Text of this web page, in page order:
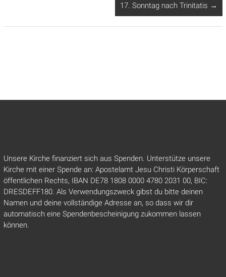
17. Sonntag nach Trinitatis →
Unsere Kirche finanziert sich aus Spenden. Unterstütze unsere
Kirche mit einer Spende an: Apostelamt Jesu Christi Körperschaft
öffentlichen Rechts, IBAN DE78 1808 0000 4780 2031 00, BIC:
DRESDEFF180. Als Verwendungszweck gibst du bitte deinen
Namen und deine vollständige Adresse an, so dass wir dir
automatisch eine Spendenbescheinigung zukommen lassen
können.